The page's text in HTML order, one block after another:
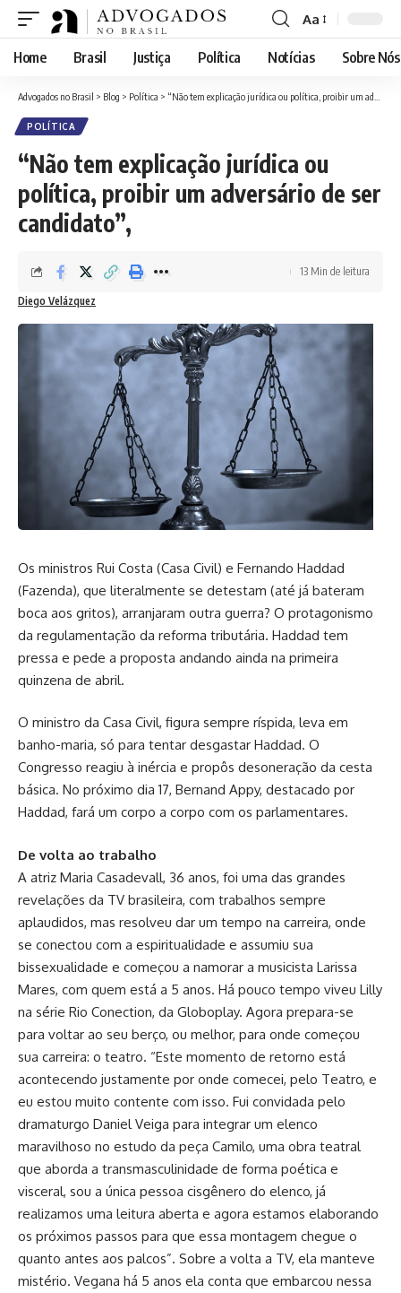
Font
Resizer
Aa
Home Brasil Justiça Política Notícias Sobre Nós
Advogados no Brasil > Blog > Política > “Não tem explicação jurídica ou política, proibir um adversário de ser candidato”,
POLÍTICA
“Não tem explicação jurídica ou
política, proibir um adversário de ser
candidato”,
Diego Velázquez
13 Min de leitura
Os ministros Rui Costa (Casa Civil) e Fernando Haddad
(Fazenda), que literalmente se detestam (até já bateram
boca aos gritos), arranjaram outra guerra? O protagonismo
da regulamentação da reforma tributária. Haddad tem
pressa e pede a proposta andando ainda na primeira
quinzena de abril.
O ministro da Casa Civil, figura sempre ríspida, leva em
banho-maria, só para tentar desgastar Haddad. O
Congresso reagiu à inércia e propôs desoneração da cesta
básica. No próximo dia 17, Bernand Appy, destacado por
Haddad, fará um corpo a corpo com os parlamentares.
De volta ao trabalho
A atriz Maria Casadevall, 36 anos, foi uma das grandes
revelações da TV brasileira, com trabalhos sempre
aplaudidos, mas resolveu dar um tempo na carreira, onde
se conectou com a espiritualidade e assumiu sua
bissexualidade e começou a namorar a musicista Larissa
Mares, com quem está a 5 anos. Há pouco tempo viveu Lilly
na série Rio Conection, da Globoplay. Agora prepara-se
para voltar ao seu berço, ou melhor, para onde começou
sua carreira: o teatro. “Este momento de retorno está
acontecendo justamente por onde comecei, pelo Teatro, e
eu estou muito contente com isso. Fui convidada pelo
dramaturgo Daniel Veiga para integrar um elenco
maravilhoso no estudo da peça Camilo, uma obra teatral
que aborda a transmasculinidade de forma poética e
visceral, sou a única pessoa cisgênero do elenco, já
realizamos uma leitura aberta e agora estamos elaborando
os próximos passos para que essa montagem chegue o
quanto antes aos palcos”. Sobre a volta a TV, ela manteve
mistério. Vegana há 5 anos ela conta que embarcou nessa